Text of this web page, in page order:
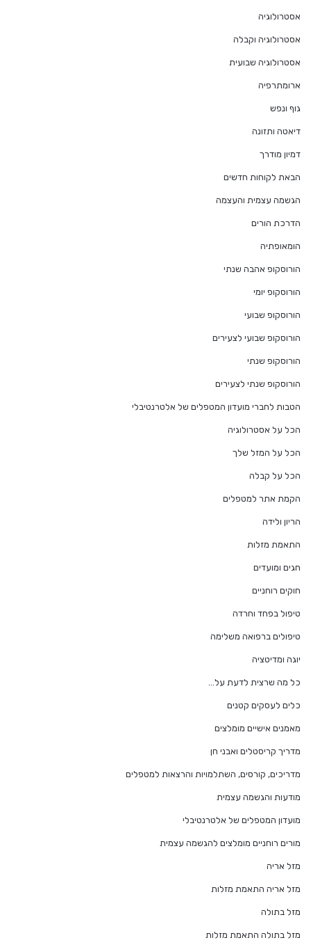
אסטרולוגיה
אסטרולוגיה וקבלה
אסטרולוגיה שבועית
ארומתרפיה
גוף ונפש
דיאטה ותזונה
דמיון מודרך
הבאת לקוחות חדשים
הגשמה עצמית והעצמה
הדרכת הורים
הומאופתיה
הורוסקופ אהבה שנתי
הורוסקופ יומי
הורוסקופ שבועי
הורוסקופ שבועי לצעירים
הורוסקופ שנתי
הורוסקופ שנתי לצעירים
הטבות לחברי מועדון המטפלים של אלטרנטיבלי
הכל על אסטרולוגיה
הכל על המזל שלך
הכל על קבלה
הקמת אתר למטפלים
הריון ולידה
התאמת מזלות
חגים ומועדים
חוקים רוחניים
טיפול בפחד וחרדה
טיפולים ברפואה משלימה
יוגה ומדיטציה
כל מה שרצית לדעת על…
כלים לעסקים קטנים
מאמנים אישיים מומלצים
מדריך קריסטלים ואבני חן
מדריכים, קורסים, השתלמויות והרצאות למטפלים
מודעות והגשמה עצמית
מועדון המטפלים של אלטרנטיבלי
מורים רוחניים מומלצים להגשמה עצמית
מזל אריה
מזל אריה התאמת מזלות
מזל בתולה
מזל בתולה התאמת מזלות